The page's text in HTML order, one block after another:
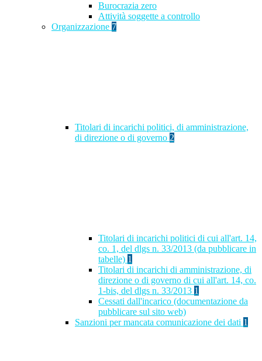
Burocrazia zero
Attività soggette a controllo
Organizzazione 7
Titolari di incarichi politici, di amministrazione,
di direzione o di governo 2
Titolari di incarichi politici di cui all'art. 14,
co. 1, del dlgs n. 33/2013 (da pubblicare in
tabelle) 1
Titolari di incarichi di amministrazione, di
direzione o di governo di cui all'art. 14, co.
1-bis, del dlgs n. 33/2013 1
Cessati dall'incarico (documentazione da
pubblicare sul sito web)
Sanzioni per mancata comunicazione dei dati 1